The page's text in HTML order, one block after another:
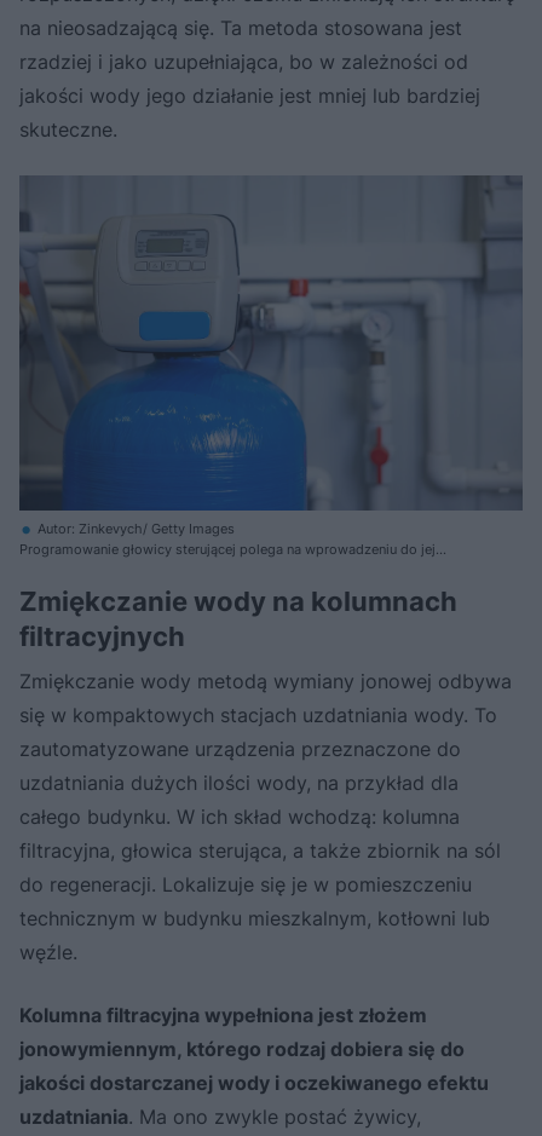
na nieosadzającą się. Ta metoda stosowana jest
rzadziej i jako uzupełniająca, bo w zależności od
jakości wody jego działanie jest mniej lub bardziej
skuteczne.
Autor: Zinkevych/ Getty Images
Programowanie głowicy sterującej polega na wprowadzeniu do jej
pojemność jonowymienna zastosowanej żywicy, optymalne dawkowanie
soli regeneracyjnej oraz preferowane godziny regeneracji
Zmiękczanie wody na kolumnach
filtracyjnych
Zmiękczanie wody metodą wymiany jonowej odbywa
się w kompaktowych stacjach uzdatniania wody. To
zautomatyzowane urządzenia przeznaczone do
uzdatniania dużych ilości wody, na przykład dla
całego budynku. W ich skład wchodzą: kolumna
filtracyjna, głowica sterująca, a także zbiornik na sól
do regeneracji. Lokalizuje się je w pomieszczeniu
technicznym w budynku mieszkalnym, kotłowni lub
węźle.
Kolumna filtracyjna wypełniona jest złożem
jonowymiennym, którego rodzaj dobiera się do
jakości dostarczanej wody i oczekiwanego efektu
uzdatniania. Ma ono zwykle postać żywicy,